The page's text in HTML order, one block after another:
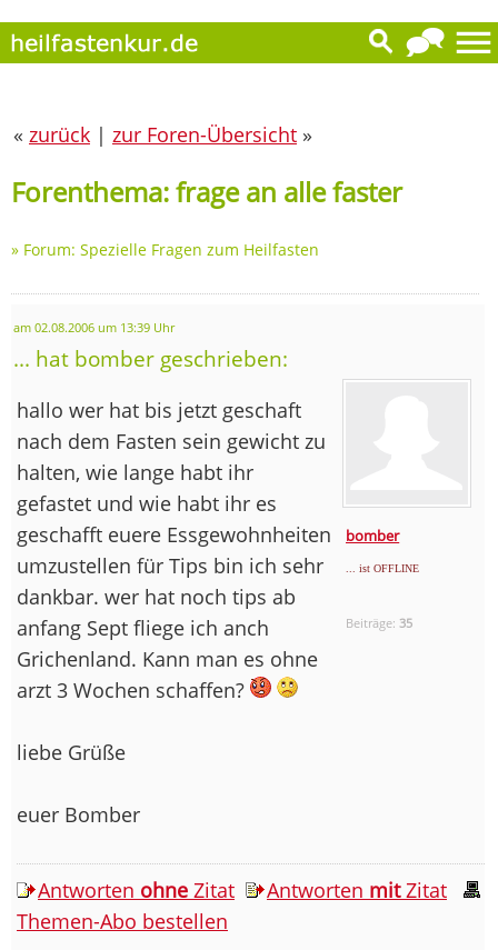
« zurück | zur Foren-Übersicht »
Forenthema: frage an alle faster
» Forum: Spezielle Fragen zum Heilfasten
am 02.08.2006 um 13:39 Uhr
... hat bomber geschrieben:
bomber
... ist OFFLINE
Beiträge:35
hallo wer hat bis jetzt geschaft
nach dem Fasten sein gewicht zu
halten, wie lange habt ihr
gefastet und wie habt ihr es
geschafft euere Essgewohnheiten
umzustellen für Tips bin ich sehr
dankbar. wer hat noch tips ab
anfang Sept fliege ich anch
Grichenland. Kann man es ohne
arzt 3 Wochen schaffen?
liebe Grüße
euer Bomber
Antworten ohne Zitat Antworten mitZitat
Themen-Abo bestellen